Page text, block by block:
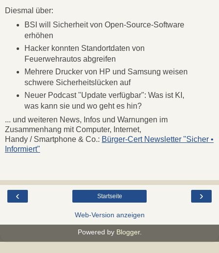
Diesmal über:
BSI will Sicherheit von Open-Source-Software
erhöhen
Hacker konnten Standortdaten von
Feuerwehrautos abgreifen
Mehrere Drucker von HP und Samsung weisen
schwere Sicherheitslücken auf
Neuer Podcast "Update verfügbar": Was ist KI,
was kann sie und wo geht es hin?
... und weiteren News, Infos und Warnungen im
Zusammenhang mit Computer, Internet,
Handy / Smartphone & Co.: Bürger-Cert Newsletter "Sicher •
Informiert"
‹ ›
Startseite
Web-Version anzeigen
Powered by Blogger.